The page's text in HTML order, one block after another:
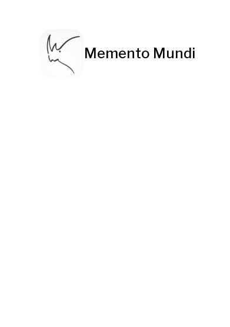
Memento Mundi